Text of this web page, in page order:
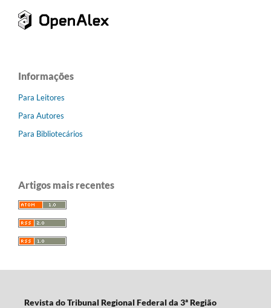
Informações
Para Leitores
Para Autores
Para Bibliotecários
Artigos mais recentes
Revista do Tribunal Regional Federal da 3ª Região